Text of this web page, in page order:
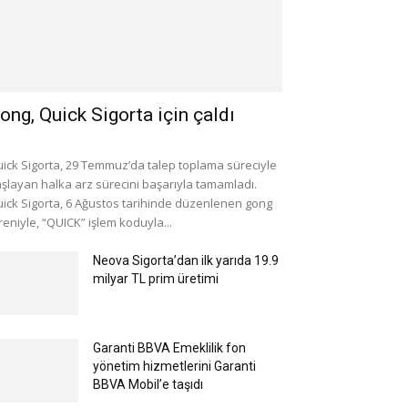
Quick Sigorta için çaldı
Sigorta, 29 Temmuz’da talep toplama süreciyle
halka arz sürecini başarıyla tamamladı.
Sigorta, 6 Ağustos tarihinde düzenlenen gong
“QUICK” işlem koduyla...
Neova Sigorta’dan ilk yarıda 19.9
milyar TL prim üretimi
Garanti BBVA Emeklilik fon
yönetim hizmetlerini Garanti
BBVA Mobil’e taşıdı